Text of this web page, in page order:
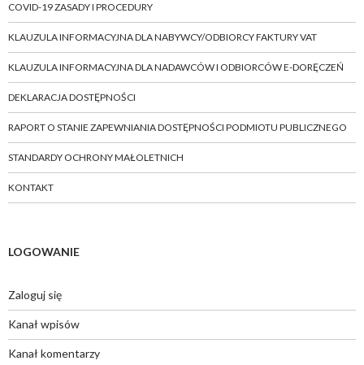
COVID-19 ZASADY I PROCEDURY
KLAUZULA INFORMACYJNA DLA NABYWCY/ODBIORCY FAKTURY VAT
KLAUZULA INFORMACYJNA DLA NADAWCÓW I ODBIORCÓW E-DORĘCZEŃ
DEKLARACJA DOSTĘPNOŚCI
RAPORT O STANIE ZAPEWNIANIA DOSTĘPNOŚCI PODMIOTU PUBLICZNEGO
STANDARDY OCHRONY MAŁOLETNICH
KONTAKT
LOGOWANIE
Zaloguj się
Kanał wpisów
Kanał komentarzy